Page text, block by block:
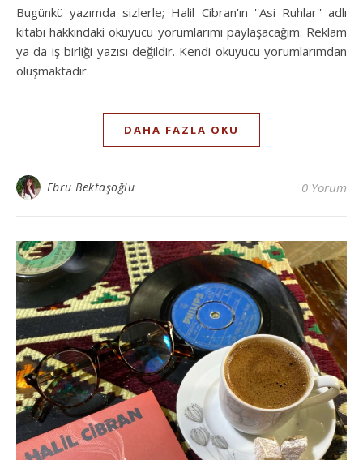
Bugünkü yazımda sizlerle; Halil Cibran'ın ''Asi Ruhlar'' adlı
kitabı hakkındaki okuyucu yorumlarımı paylaşacağım. Reklam
ya da iş birliği yazısı değildir. Kendi okuyucu yorumlarımdan
oluşmaktadır.
DAHA FAZLA OKU
Ebru Bektaşoğlu 0 Yorum